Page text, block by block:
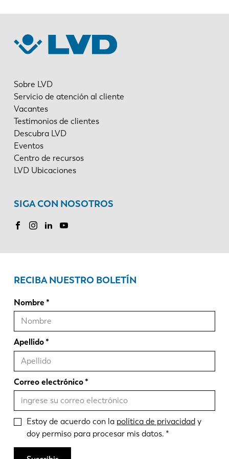
Sobre LVD
Servicio de atención al cliente
Vacantes
Testimonios de clientes
Descubra LVD
Eventos
Centro de recursos
LVD Ubicaciones
SIGA CON NOSOTROS
RECIBA NUESTRO BOLETÍN
Nombre
Apellido
Correo electrónico
Estoy de acuerdo con la política de privacidad y
doy permiso para procesar mis datos.